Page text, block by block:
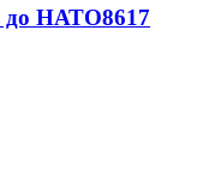
до НАТО8617